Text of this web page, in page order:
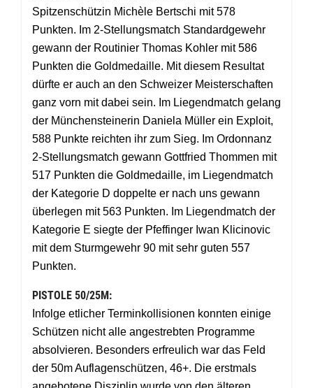
Spitzenschützin Michèle Bertschi mit 578
Punkten. Im 2-Stellungsmatch Standardgewehr
gewann der Routinier Thomas Kohler mit 586
Punkten die Goldmedaille. Mit diesem Resultat
dürfte er auch an den Schweizer Meisterschaften
ganz vorn mit dabei sein. Im Liegendmatch gelang
der Münchensteinerin Daniela Müller ein Exploit,
588 Punkte reichten ihr zum Sieg. Im Ordonnanz
2-Stellungsmatch gewann Gottfried Thommen mit
517 Punkten die Goldmedaille, im Liegendmatch
der Kategorie D doppelte er nach uns gewann
überlegen mit 563 Punkten. Im Liegendmatch der
Kategorie E siegte der Pfeffinger Iwan Klicinovic
mit dem Sturmgewehr 90 mit sehr guten 557
Punkten.
PISTOLE 50/25M:
Infolge etlicher Terminkollisionen konnten einige
Schützen nicht alle angestrebten Programme
absolvieren. Besonders erfreulich war das Feld
der 50m Auflagenschützen, 46+. Die erstmals